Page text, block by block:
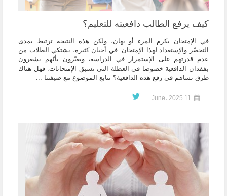
كيف يرفع الطالب دافعيته للتعليم؟
في الإمتحان يكرم المرء أو يهان، ولكن هذه النتيجة ترتبط بمدى
التحضّر والإستعداد لهذا الإمتحان. في أحيان كثيرة، يشتكي الطلاب من
عدم قدرتهم على الإستمرار في الدراسة، وبعبّرون بأنّهم يشعرون
بفقدان الدافعية خصوصا في العطلة التي تسبق الإمتحانات. فهل هناك
طرق تساهم في رفع هذه الدافعية؟ نتابع الموضوع مع ضيفتنا ...